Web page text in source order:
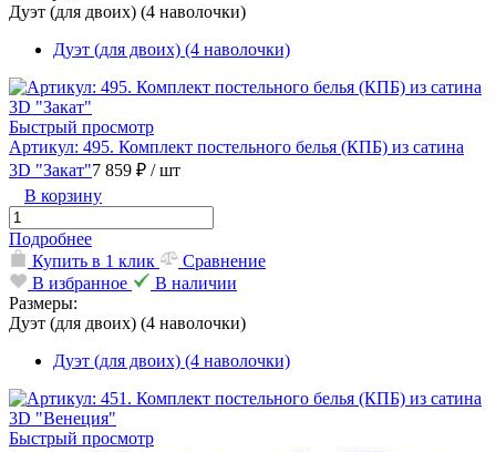
Дуэт (для двоих) (4 наволочки)
Дуэт (для двоих) (4 наволочки)
Быстрый просмотр
Артикул: 495. Комплект постельного белья (КПБ) из сатина
3D "Закат"7 859 ₽ / шт
В корзину
Подробнее
Купить в 1 клик
Сравнение
В избранное
В наличии
Размеры:
Дуэт (для двоих) (4 наволочки)
Дуэт (для двоих) (4 наволочки)
Быстрый просмотр